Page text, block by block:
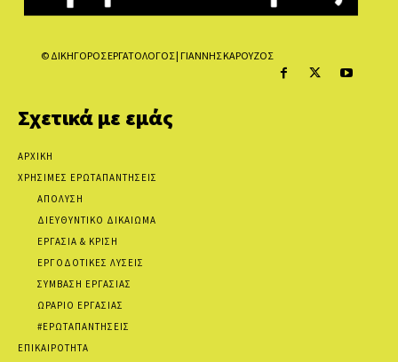
© ΔΙΚΗΓΟΡΟΣ ΕΡΓΑΤΟΛΟΓΟΣ | ΓΙΑΝΝΗΣ ΚΑΡΟΥΖΟΣ
Σχετικά με εμάς
ΑΡΧΙΚΗ
ΧΡΗΣΙΜΕΣ ΕΡΩΤΑΠΑΝΤΗΣΕΙΣ
ΑΠΟΛΥΣΗ
ΔΙΕΥΘΥΝΤΙΚΟ ΔΙΚΑΙΩΜΑ
ΕΡΓΑΣΙΑ & ΚΡΙΣΗ
ΕΡΓΟΔΟΤΙΚΕΣ ΛΥΣΕΙΣ
ΣΥΜΒΑΣΗ ΕΡΓΑΣΙΑΣ
ΩΡΑΡΙΟ ΕΡΓΑΣΙΑΣ
#ΕΡΩΤΑΠΑΝΤΗΣΕΙΣ
ΕΠΙΚΑΙΡΟΤΗΤΑ